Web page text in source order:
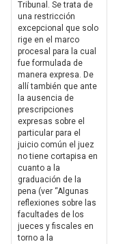
Tribunal. Se trata de
una restricción
excepcional que solo
rige en el marco
procesal para la cual
fue formulada de
manera expresa. De
allí también que ante
la ausencia de
prescripciones
expresas sobre el
particular para el
juicio común el juez
no tiene cortapisa en
cuanto a la
graduación de la
pena (ver “Algunas
reflexiones sobre las
facultades de los
jueces y fiscales en
torno a la